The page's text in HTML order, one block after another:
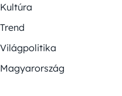
Kultúra
Trend
Világpolitika
Magyarország